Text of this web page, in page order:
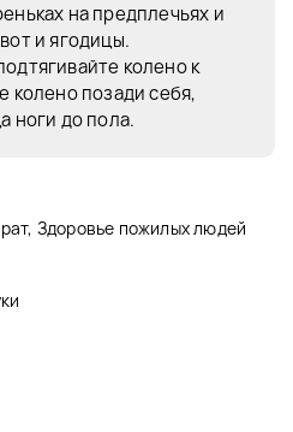
на предплечьях и
и ягодицы.
колено к
колено позади себя,
ноги до пола.
Здоровье пожилых людей